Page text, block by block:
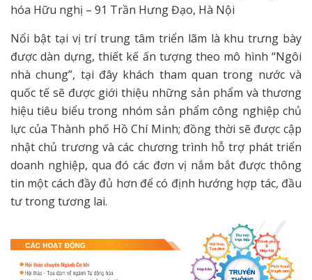
hóa Hữu nghị – 91 Trần Hưng Đạo, Hà Nội
Nổi bật tại vị trí trung tâm triển lãm là khu trưng bày
được dàn dựng, thiết kế ấn tượng theo mô hình “Ngôi
nhà chung”, tại đây khách tham quan trong nước và
quốc tế sẽ được giới thiệu những sản phẩm và thương
hiệu tiêu biểu trong nhóm sản phẩm công nghiệp chủ
lực của Thành phố Hồ Chí Minh; đồng thời sẽ được cập
nhật chủ trương và các chương trình hỗ trợ phát triển
doanh nghiệp, qua đó các đơn vị nắm bắt được thông
tin một cách đầy đủ hơn để có định hướng hợp tác, đầu
tư trong tương lai.